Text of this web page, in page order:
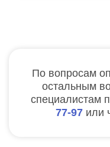
По вопросам
остальным
специалистам
77-97 или